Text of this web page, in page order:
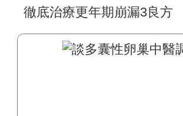
徹底治療更年期崩漏3良方